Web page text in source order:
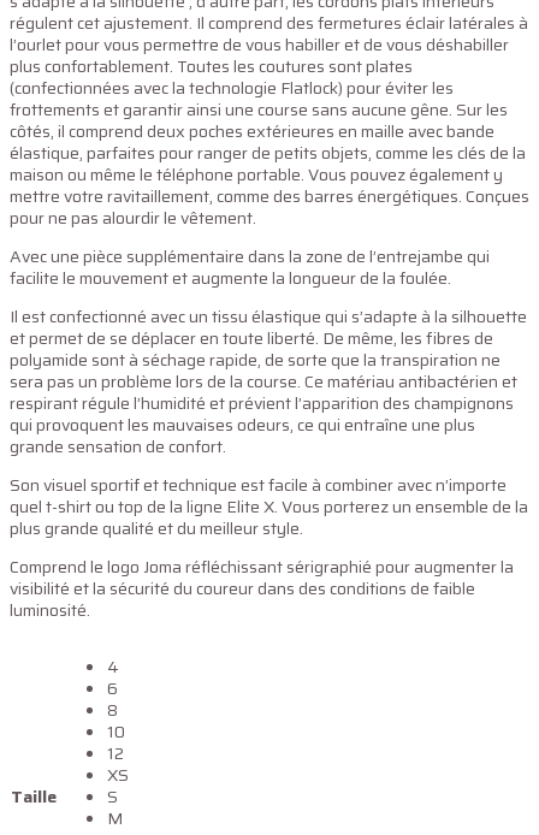
régulent cet ajustement. Il comprend des fermetures éclair latérales à
l’ourlet pour vous permettre de vous habiller et de vous déshabiller
plus confortablement. Toutes les coutures sont plates
(confectionnées avec la technologie Flatlock) pour éviter les
frottements et garantir ainsi une course sans aucune gêne. Sur les
côtés, il comprend deux poches extérieures en maille avec bande
élastique, parfaites pour ranger de petits objets, comme les clés de la
maison ou même le téléphone portable. Vous pouvez également y
mettre votre ravitaillement, comme des barres énergétiques. Conçues
pour ne pas alourdir le vêtement.
Avec une pièce supplémentaire dans la zone de l’entrejambe qui
facilite le mouvement et augmente la longueur de la foulée.
Il est confectionné avec un tissu élastique qui s’adapte à la silhouette
et permet de se déplacer en toute liberté. De même, les fibres de
polyamide sont à séchage rapide, de sorte que la transpiration ne
sera pas un problème lors de la course. Ce matériau antibactérien et
respirant régule l’humidité et prévient l’apparition des champignons
qui provoquent les mauvaises odeurs, ce qui entraîne une plus
grande sensation de confort.
Son visuel sportif et technique est facile à combiner avec n’importe
quel t-shirt ou top de la ligne Elite X. Vous porterez un ensemble de la
plus grande qualité et du meilleur style.
Comprend le logo Joma réfléchissant sérigraphié pour augmenter la
visibilité et la sécurité du coureur dans des conditions de faible
luminosité.
Taille
4
6
8
10
12
XS
S
M